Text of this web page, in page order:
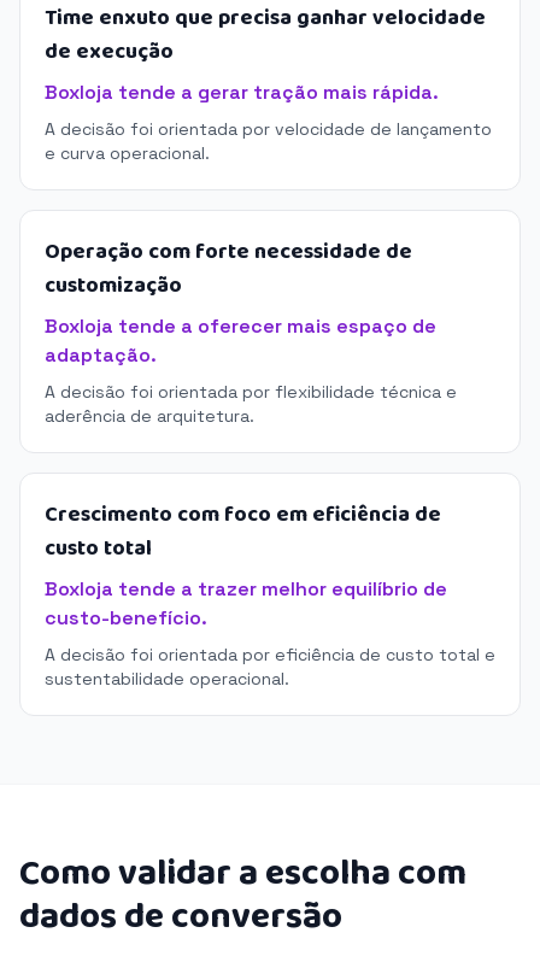
Time enxuto que precisa ganhar velocidade
de execução
Boxloja tende a gerar tração mais rápida.
A decisão foi orientada por velocidade de lançamento
e curva operacional.
Operação com forte necessidade de
customização
Boxloja tende a oferecer mais espaço de
adaptação.
A decisão foi orientada por flexibilidade técnica e
aderência de arquitetura.
Crescimento com foco em eficiência de
custo total
Boxloja tende a trazer melhor equilíbrio de
custo-benefício.
A decisão foi orientada por eficiência de custo total e
sustentabilidade operacional.
Como validar a escolha com
dados de conversão